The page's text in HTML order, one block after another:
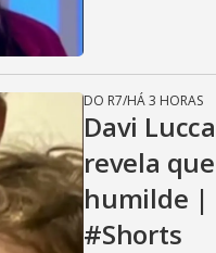
DO R7/HÁ 3 HORAS
Davi
revela
humilde |
#Shorts